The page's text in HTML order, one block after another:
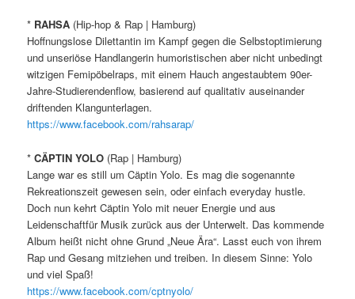
* RAHSA (Hip-hop & Rap | Hamburg)
Hoffnungslose Dilettantin im Kampf gegen die Selbstoptimierung
und unseriöse Handlangerin humoristischen aber nicht unbedingt
witzigen Femipöbelraps, mit einem Hauch angestaubtem 90er-
Jahre-Studierendenflow, basierend auf qualitativ auseinander
driftenden Klangunterlagen.
https://www.facebook.com/rahsarap/
*CÄPTIN YOLO (Rap | Hamburg)
Lange war es still um Cäptin Yolo. Es mag die sogenannte
Rekreationszeit gewesen sein, oder einfach everyday hustle.
Doch nun kehrt Cäptin Yolo mit neuer Energie und aus
Leidenschaftfür Musik zurück aus der Unterwelt. Das kommende
Album heißt nicht ohne Grund „Neue Ära“. Lasst euch von ihrem
Rap und Gesang mitziehen und treiben. In diesem Sinne: Yolo
und viel Spaß!
https://www.facebook.com/cptnyolo/